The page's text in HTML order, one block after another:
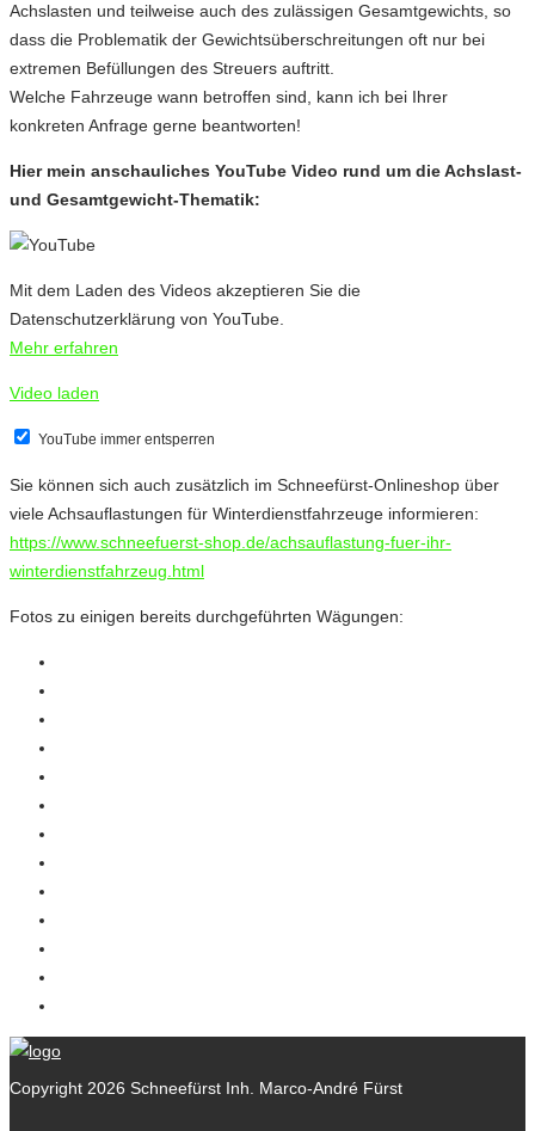
Achslasten und teilweise auch des zulässigen Gesamtgewichts, so
dass die Problematik der Gewichtsüberschreitungen oft nur bei
extremen Befüllungen des Streuers auftritt.
Welche Fahrzeuge wann betroffen sind, kann ich bei Ihrer
konkreten Anfrage gerne beantworten!
Hier mein anschauliches YouTube Video rund um die Achslast-
und Gesamtgewicht-Thematik:
Mit dem Laden des Videos akzeptieren Sie die
Datenschutzerklärung von YouTube.
Mehr erfahren
Video laden
YouTube immer entsperren
Sie können sich auch zusätzlich im Schneefürst-Onlineshop über
viele Achsauflastungen für Winterdienstfahrzeuge informieren:
https://www.schneefuerst-shop.de/achsauflastung-fuer-ihr-
winterdienstfahrzeug.html
Fotos zu einigen bereits durchgeführten Wägungen:
Copyright 2026 Schneefürst Inh. Marco-André Fürst